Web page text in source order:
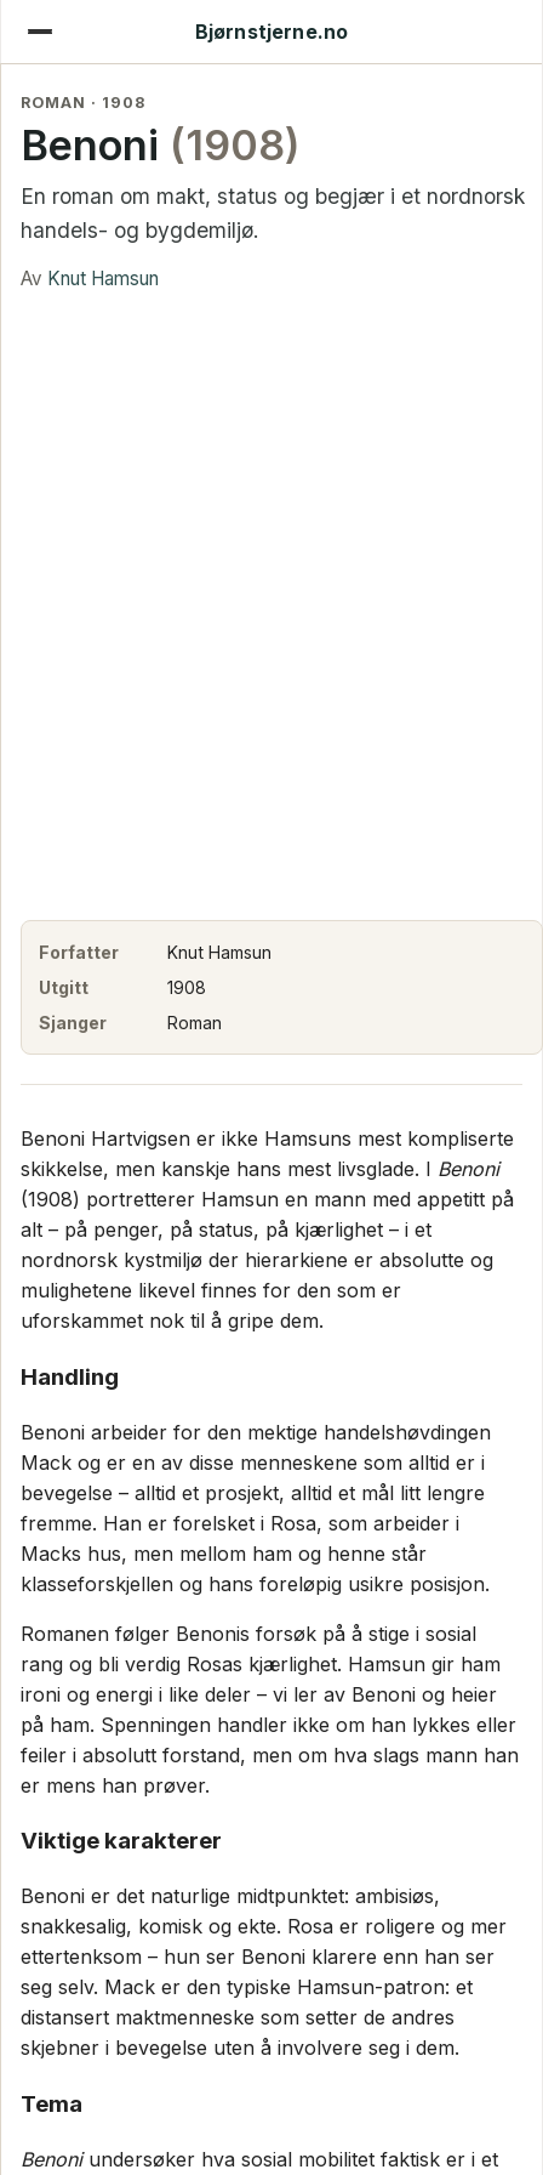
Bjørnstjerne.no
ROMAN · 1908
Benoni (1908)
En roman om makt, status og begjær i et nordnorsk
handels- og bygdemiljø.
Av Knut Hamsun
Forfatter
Knut Hamsun
Utgitt
1908
Sjanger
Roman
Benoni Hartvigsen er ikke Hamsuns mest kompliserte
skikkelse, men kanskje hans mest livsglade. I Benoni
(1908) portretterer Hamsun en mann med appetitt på
alt – på penger, på status, på kjærlighet – i et
nordnorsk kystmiljø der hierarkiene er absolutte og
mulighetene likevel finnes for den som er
uforskammet nok til å gripe dem.
Handling
Benoni arbeider for den mektige handelshøvdingen
Mack og er en av disse menneskene som alltid er i
bevegelse – alltid et prosjekt, alltid et mål litt lengre
fremme. Han er forelsket i Rosa, som arbeider i
Macks hus, men mellom ham og henne står
klasseforskjellen og hans foreløpig usikre posisjon.
Romanen følger Benonis forsøk på å stige i sosial
rang og bli verdig Rosas kjærlighet. Hamsun gir ham
ironi og energi i like deler – vi ler av Benoni og heier
på ham. Spenningen handler ikke om han lykkes eller
feiler i absolutt forstand, men om hva slags mann han
er mens han prøver.
Viktige karakterer
Benoni er det naturlige midtpunktet: ambisiøs,
snakkesalig, komisk og ekte. Rosa er roligere og mer
ettertenksom – hun ser Benoni klarere enn han ser
seg selv. Mack er den typiske Hamsun-patron: et
distansert maktmenneske som setter de andres
skjebner i bevegelse uten å involvere seg i dem.
Tema
Benoniundersøker hva sosial mobilitet faktisk er i et